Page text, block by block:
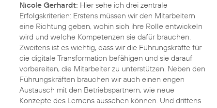
Nicole Gerhardt: Hier sehe ich drei zentrale
Erfolgskriterien: Erstens müssen wir den Mitarbeitern
eine Richtung geben, wohin sich ihre Rolle entwickeln
wird und welche Kompetenzen sie dafür brauchen.
Zweitens ist es wichtig, dass wir die Führungskräfte für
die digitale Transformation befähigen und sie darauf
vorbereiten, die Mitarbeiter zu unterstützen. Neben den
Führungskräften brauchen wir auch einen engen
Austausch mit den Betriebspartnern, wie neue
Konzepte des Lernens aussehen können. Und drittens